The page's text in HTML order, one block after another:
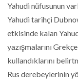
Yahudi nüfusunun
Yahudi tarihçi
etkisinde kalan
yazışmalarını
kullandıklarını
Rus derebeylerinin